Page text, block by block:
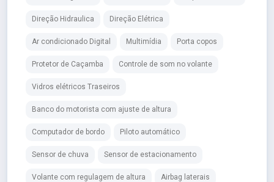
Direção Hidraulica Direção Elétrica
Ar condicionado Digital Multimídia Porta copos
Protetor de Caçamba Controle de som no volante
Vidros elétricos Traseiros
Banco do motorista com ajuste de altura
Computador de bordo Piloto automático
Sensor de chuva Sensor de estacionamento
Volante com regulagem de altura Airbag laterais